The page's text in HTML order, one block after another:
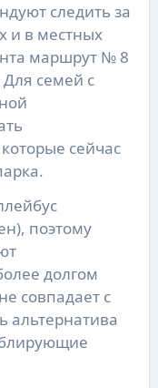
следить за
и в местных
маршрут № 8
семей с
сейчас
поэтому
долгом
совпадает с
альтернатива